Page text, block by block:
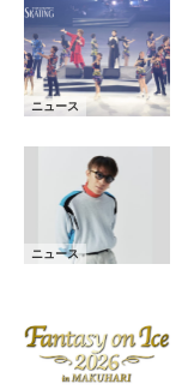
ニュース
ニュース